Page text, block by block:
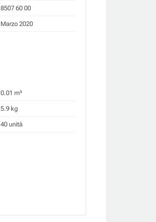
8507 60 00
Marzo 2020
0.01 m³
5.9 kg
40 unità